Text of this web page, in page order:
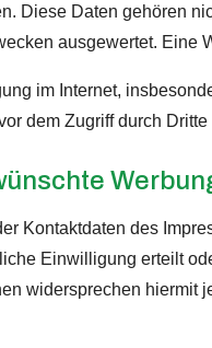
Diese Daten gehören
ausgewertet. Eine
im Internet,
dem Zugriff durch
Kontaktdaten des
Einwilligung erteilt
widersprechen hiermit